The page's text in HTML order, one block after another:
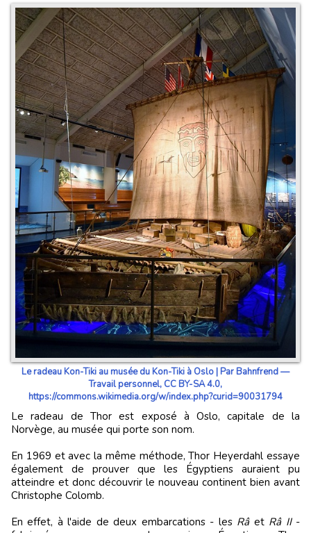
Le radeau Kon-Tiki au musée du Kon-Tiki à Oslo | Par Bahnfrend —
Travail personnel, CC BY-SA 4.0,
https://commons.wikimedia.org/w/index.php?curid=90031794
Le radeau de Thor est exposé à Oslo, capitale de la
Norvège, au musée qui porte son nom.
En 1969 et avec la même méthode, Thor Heyerdahl essaye
également de prouver que les Égyptiens auraient pu
atteindre et donc découvrir le nouveau continent bien avant
Christophe Colomb.
En effet, à l'aide de deux embarcations - les Râet Râ II-